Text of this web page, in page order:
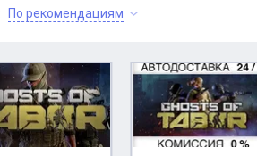
По рекомендациям